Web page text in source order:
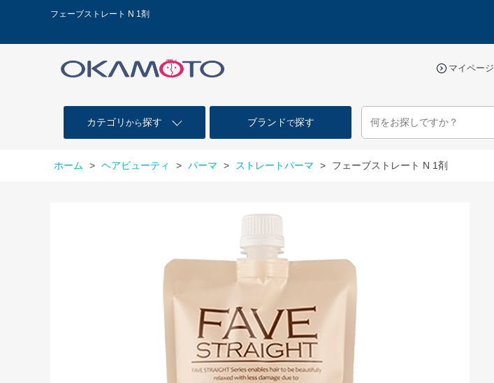
フェーブストレート N 1剤
マイページ
カテゴリ から探す ブランドで探す
ホーム > ヘアビューティ > パーマ > ストレートパーマ > フェーブストレート N 1剤